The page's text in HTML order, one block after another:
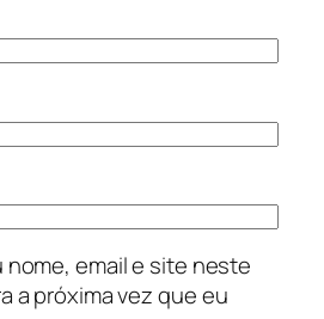
nome, email e site neste
a próxima vez que eu